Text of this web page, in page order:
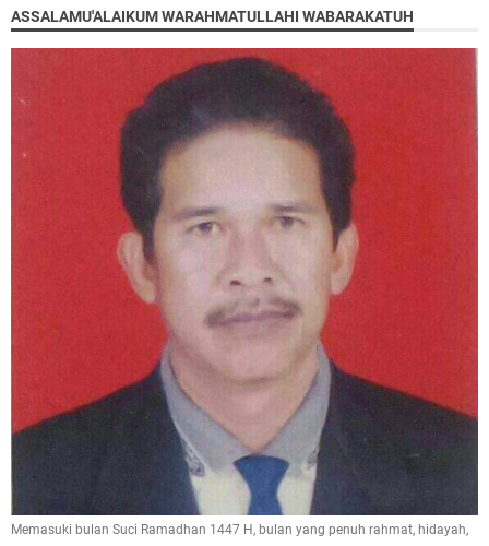
ASSALAMU'ALAIKUM WARAHMATULLAHI WABARAKATUH
Memasuki bulan Suci Ramadhan 1447 H, bulan yang penuh rahmat, hidayah,